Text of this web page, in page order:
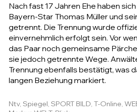
Nach fast 17 Jahren Ehe haben
Bayern-Star Thomas Müller und
getrennt. Die Trennung wurde
einvernehmlich erfolgt sein. Vor
das Paar noch gemeinsame
sie jedoch getrennte Wege.
Trennung ebenfalls bestätigt, was
langen Beziehung markiert.
Ntv, Spiegel, SPORT BILD, T-Online,